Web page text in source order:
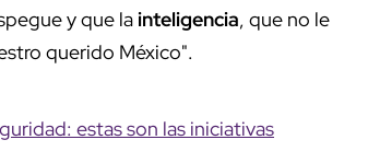
y que lainteligencia, que no le
querido México".
estas son las iniciativas